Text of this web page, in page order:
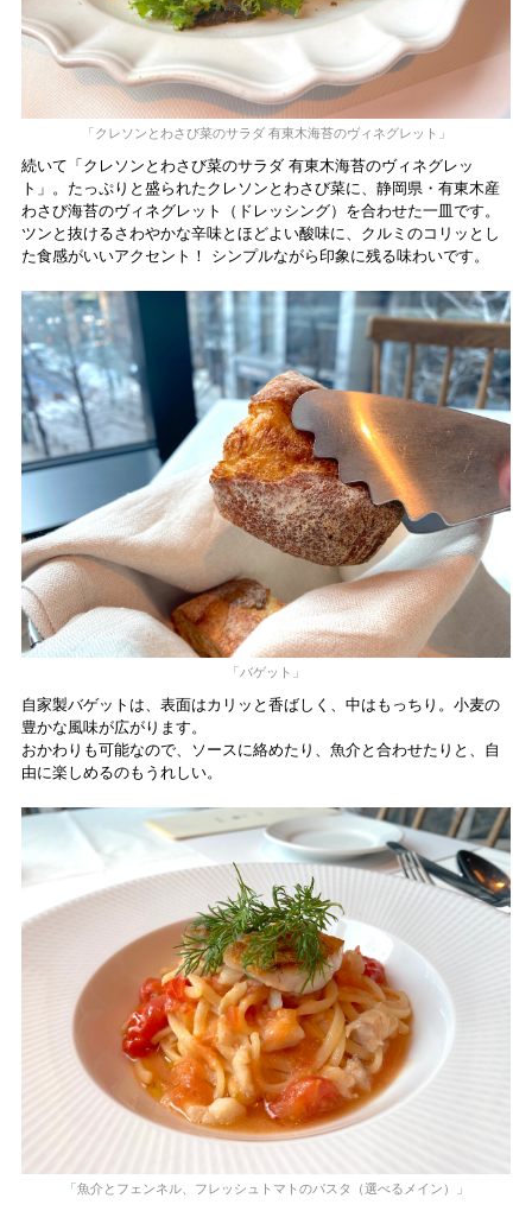
「クレソンとわさび菜のサラダ 有東木海苔のヴィネグレット」
続いて「クレソンとわさび菜のサラダ 有東木海苔のヴィネグレッ
ト」。たっぷりと盛られたクレソンとわさび菜に、静岡県・有東木産
わさび海苔のヴィネグレット（ドレッシング）を合わせた一皿です。
ツンと抜けるさわやかな辛味とほどよい酸味に、クルミのコリッとし
た食感がいいアクセント！ シンプルながら印象に残る味わいです。
「バゲット」
自家製バゲットは、表面はカリッと香ばしく、中はもっちり。小麦の
豊かな風味が広がります。
おかわりも可能なので、ソースに絡めたり、魚介と合わせたりと、自
由に楽しめるのもうれしい。
「魚介とフェンネル、フレッシュトマトのパスタ（選べるメイン）」